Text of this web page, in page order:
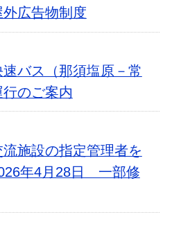
広告物制度
バス（那須塩原－常
のご案内
施設の指定管理者を
年4月28日 一部修